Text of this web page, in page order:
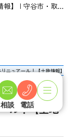
つくばみらい市青木物件リニュアール！【土地情報】 | 守谷市・取手市の新築一戸建て・土地・一軒家購入情報ならピタットハウス守谷店 スカイ・エステート
相談 電話
ニュアール！【土地情報】
ル！【土地